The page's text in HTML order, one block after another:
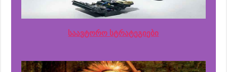
საავტორო სტრატეგიები